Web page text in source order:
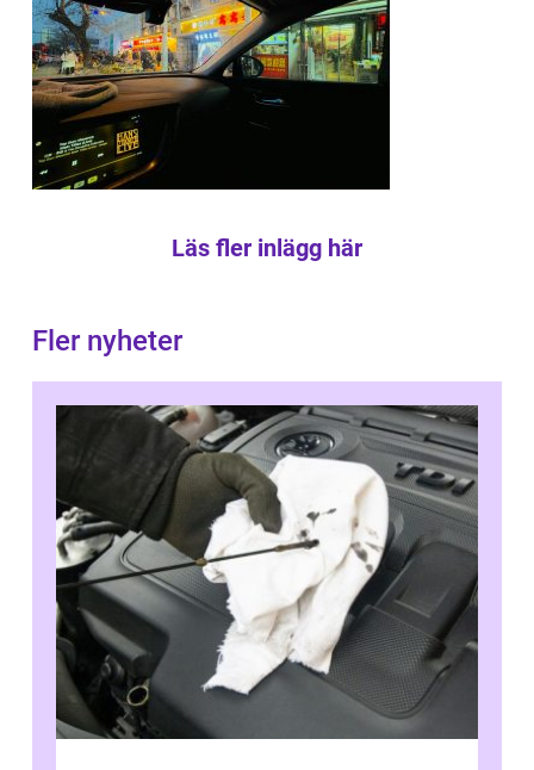
Läs fler inlägg här
Fler nyheter